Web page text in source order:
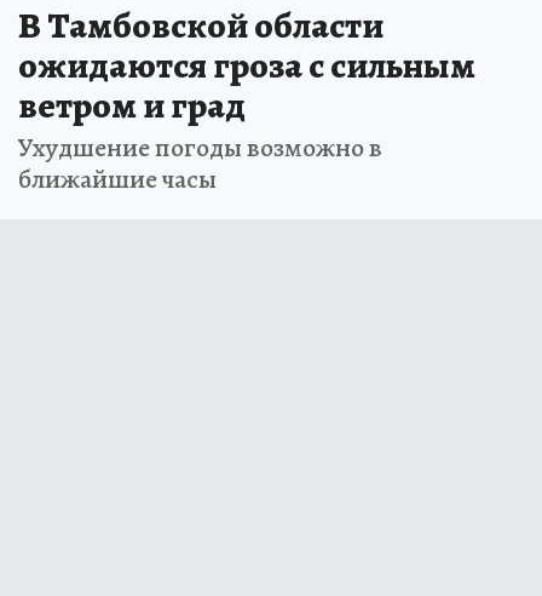
В Тамбовской области
ожидаются гроза с сильным
ветром и град
Ухудшение погоды возможно в
ближайшие часы